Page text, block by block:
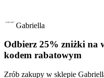
Gabriella
Odbierz 25% zniżki na
kodem rabatowym
Zrób zakupy w sklepie